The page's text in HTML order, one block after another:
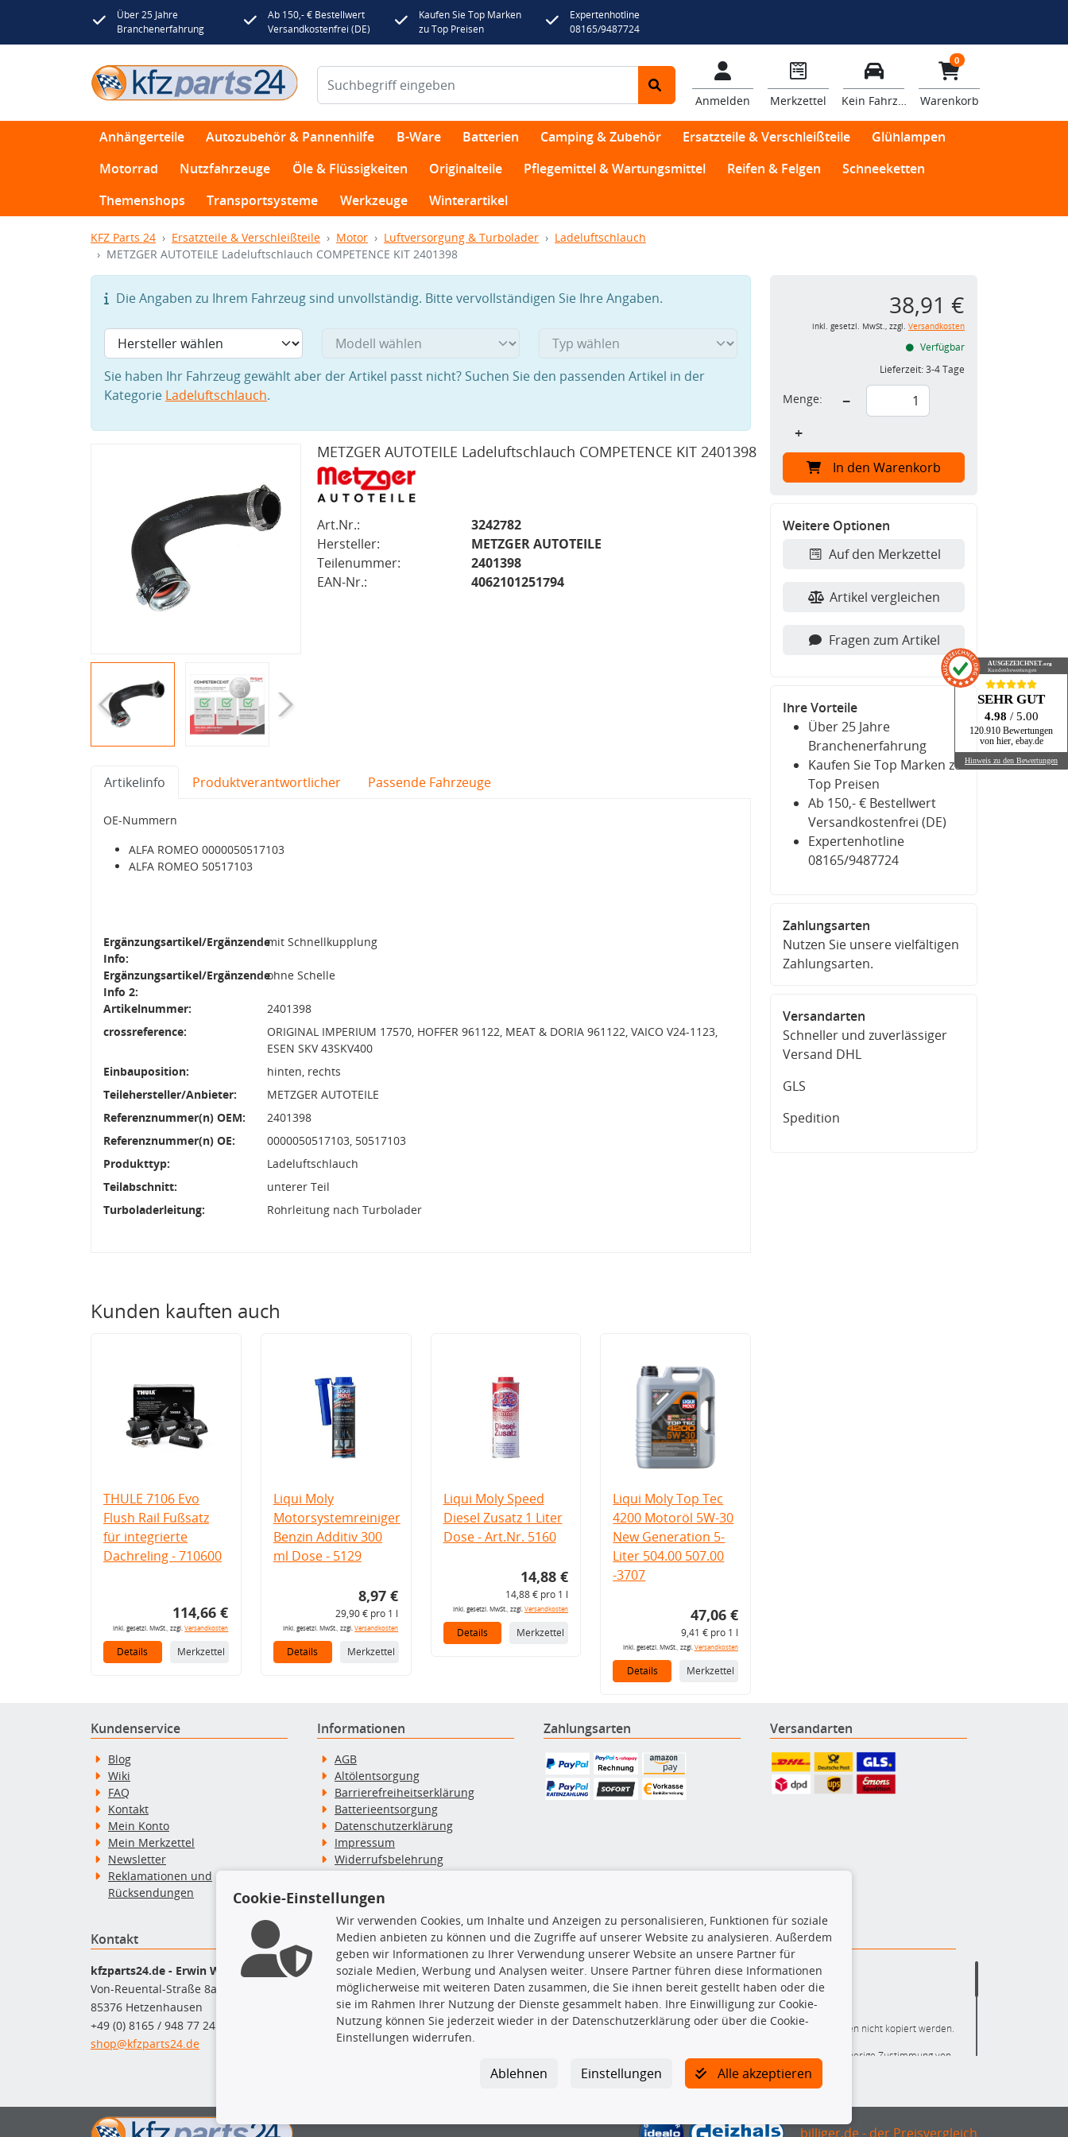
Über 25 Jahre
Branchenerfahrung
Ab 150,- € Bestellwert
Versandkostenfrei (DE)
Kaufen Sie Top Marken
zu Top Preisen
Expertenhotline
08165/9487724
Anmelden Merkzettel Kein Fahrzeug
0
Warenkorb
Anhängerteile Autozubehör & Pannenhilfe B-Ware Batterien Camping & Zubehör Ersatzteile & Verschleißteile
Glühlampen
Motorrad
Nutzfahrzeuge Öle & Flüssigkeiten Originalteile Pflegemittel & Wartungsmittel Reifen & Felgen
Schneeketten
Themenshops
Transportsysteme Werkzeuge Winterartikel
KFZ Parts 24 Ersatzteile & Verschleißteile Motor Luftversorgung & Turbolader
Ladeluftschlauch
METZGER AUTOTEILE Ladeluftschlauch COMPETENCE KIT 2401398
Die Angaben zu Ihrem Fahrzeug sind unvollständig. Bitte vervollständigen Sie Ihre Angaben.
Sie haben Ihr Fahrzeug gewählt aber der Artikel passt nicht? Suchen Sie den passenden Artikel in der
Kategorie Ladeluftschlauch.
METZGER AUTOTEILE Ladeluftschlauch COMPETENCE KIT 2401398
Art.Nr.:
3242782
Hersteller:
METZGER AUTOTEILE
Teilenummer:
2401398
EAN-Nr.:
4062101251794
Artikelinfo Produktverantwortlicher Passende Fahrzeuge
OE-Nummern
ALFA ROMEO 0000050517103
ALFA ROMEO 50517103
Ergänzungsartikel/Ergänzende
Info:
mit Schnellkupplung
Ergänzungsartikel/Ergänzende
Info 2:
ohne Schelle
Artikelnummer:
2401398
crossreference:
ORIGINAL IMPERIUM 17570, HOFFER 961122, MEAT & DORIA 961122, VAICO V24-1123,
ESEN SKV 43SKV400
Einbauposition:
hinten, rechts
Teilehersteller/Anbieter:
METZGER AUTOTEILE
Referenznummer(n) OEM:
2401398
Referenznummer(n) OE:
0000050517103, 50517103
Produkttyp:
Ladeluftschlauch
Teilabschnitt:
unterer Teil
Turboladerleitung:
Rohrleitung nach Turbolader
Kunden kauften auch
THULE 7106 Evo
Flush Rail Fußsatz
für integrierte
Dachreling - 710600
114,66 €
inkl. gesetzl. MwSt., zzgl.Versandkosten
Details Merkzettel
Liqui Moly
Motorsystemreiniger
Benzin Additiv 300
ml Dose - 5129
8,97 €
29,90 € pro 1 l
inkl. gesetzl. MwSt., zzgl.Versandkosten
Details Merkzettel
Liqui Moly Speed
Diesel Zusatz 1 Liter
Dose - Art.Nr. 5160
14,88 €
14,88 € pro 1 l
inkl. gesetzl. MwSt., zzgl. Versandkosten
Details Merkzettel
Liqui Moly Top Tec
4200 Motoröl 5W-30
New Generation 5-
Liter 504.00 507.00
-3707
47,06 €
9,41 € pro 1 l
inkl. gesetzl. MwSt., zzgl. Versandkosten
Details Merkzettel
38,91 €
inkl. gesetzl. MwSt., zzgl. Versandkosten
Verfügbar
Lieferzeit:3-4 Tage
Menge:
−
+
In den Warenkorb
Weitere Optionen
Auf den Merkzettel
Artikel vergleichen
Fragen zum Artikel
Ihre Vorteile
Über 25 Jahre
Branchenerfahrung
Kaufen Sie Top Marken zu
Top Preisen
Ab 150,- € Bestellwert
Versandkostenfrei (DE)
Expertenhotline
08165/9487724
Zahlungsarten
Nutzen Sie unsere vielfältigen
Zahlungsarten.
Versandarten
Schneller und zuverlässiger
Versand DHL
GLS
Spedition
Kundenservice
Blog
Wiki
FAQ
Kontakt
Mein Konto
Mein Merkzettel
Newsletter
Reklamationen und
Rücksendungen
Informationen
AGB
Altölentsorgung
Barrierefreiheitserklärung
Batterieentsorgung
Datenschutzerklärung
Impressum
Widerrufsbelehrung
Widerruf des Vertrags
Zahlung & Versand
Zahlungsarten Versandarten
Kontakt
kfzparts24.de - Erwin Weber GmbH
Von-Reuental-Straße 8a
85376 Hetzenhausen
+49 (0) 8165 / 948 77 24
shop@kfzparts24.de
Top Produkte
Dachboxen
Dachgrundträger
Ersatzteile
Fahrradträger
Motoröle
TecDoc Inside
Die hier angezeigten Daten insbesondere die gesamte Datenbank dürfen nicht kopiert werden.
Es ist zu unterlassen, die Daten oder die gesamte Datenbank ohne vorherige Zustimmung von
TecDoc zu vervielfältigen, zu verbreiten und/oder diese Handlungen durch Dritte ausführen zu
lassen. Ein Zuwiderhandeln stellt eine Urheberrechtsverletzung dar und wird verfolgt.
Bitte prüfen Sie, ob das über unseren Onlineshop identifizierte Ersatzteil auch tatsächlich dem
gesuchten Ersatzteil entspricht.
Cookie-Einstellungen
Wir verwenden Cookies, um Inhalte und Anzeigen zu personalisieren, Funktionen für soziale
Medien anbieten zu können und die Zugriffe auf unserer Website zu analysieren. Außerdem
geben wir Informationen zu Ihrer Verwendung unserer Website an unsere Partner für
soziale Medien, Werbung und Analysen weiter. Unsere Partner führen diese Informationen
möglicherweise mit weiteren Daten zusammen, die Sie ihnen bereit gestellt haben oder die
sie im Rahmen Ihrer Nutzung der Dienste gesammelt haben. Ihre Einwilligung zur Cookie-
Nutzung können Sie jederzeit wieder in der Datenschutzerklärung oder über die Cookie-
Einstellungen widerrufen.
Alle akzeptieren
Einstellungen
Ablehnen
AUSGEZEICHNET.org
Kundenbewertungen
SEHR GUT
4.98 / 5.00
120.910 Bewertungen
von hier, ebay.de
Hinweis zu den Bewertungen